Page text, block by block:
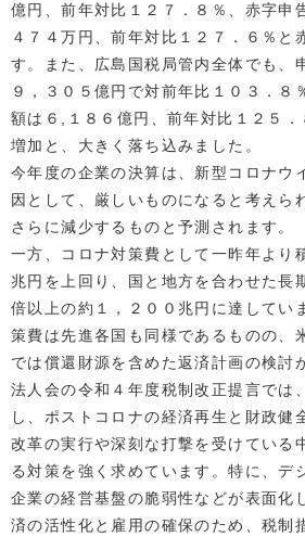
億円、前年対比１２７．８％、赤字申
４７４万円、前年対比１２７．６％と
す。また、広島国税局管内全体でも、
９，３０５億円で対前年比１０３．８
額は６,１８６億円、前年対比１２５．
増加と、大きく落ち込みました。
今年度の企業の決算は、新型コロナウ
因として、厳しいものになると考えら
さらに減少するものと予測されます。
一方、コロナ対策費として一昨年より
兆円を上回り、国と地方を合わせた長
倍以上の約１，２００兆円に達してい
策費は先進各国も同様であるものの、
では償還財源を含めた返済計画の検討
法人会の令和４年度税制改正提言では
し、ポストコロナの経済再生と財政健
改革の実行や深刻な打撃を受けている
る対策を強く求めています。特に、デ
企業の経営基盤の脆弱性などが表面化
済の活性化と雇用の確保のため、税制